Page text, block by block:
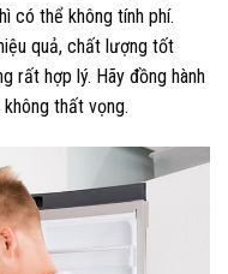
có thể không tính phí.
quả, chất lượng tốt
rất hợp lý. Hãy đồng hành
thất vọng.